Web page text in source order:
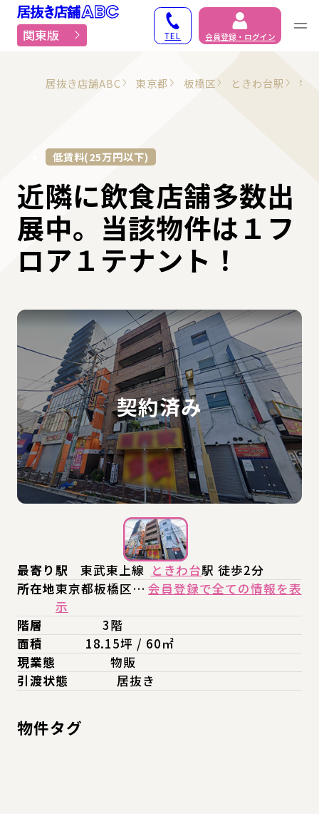
居抜き物件・貸店舗で
関東版 TEL 会員登録・ログイン
居抜き店舗ABC 東京都 板橋区 ときわ台駅 物
低賃料(25万円以下)
近隣に飲食店舗多数出
展中。当該物件は１フ
ロア１テナント！
最寄り駅 東武東上線 ときわ台駅 徒歩2分
所在地東京都板橋区… 会員登録で全ての情報を表
示
階層
3階
面積
18.15坪 / 60㎡
現業態
物販
引渡状態
居抜き
物件タグ